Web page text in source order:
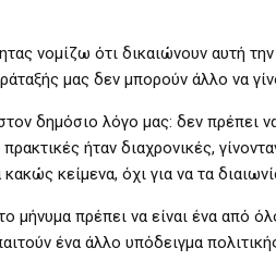
νομίζω ότι δικαιώνουν αυτή
μας δεν μπορούν άλλο να
δημόσιο λόγο μας: δεν πρέπει
ήταν διαχρονικές,
κείμενα, όχι για να τα
μήνυμα πρέπει να είναι ένα από
ένα άλλο υπόδειγμα